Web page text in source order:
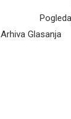
Arhiva Glasanja